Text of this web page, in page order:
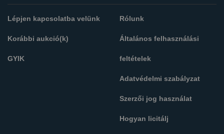
Lépjen kapcsolatba velünk
Korábbi aukció(k)
GYIK
Rólunk
Általános felhasználási
feltételek
Adatvédelmi szabályzat
Szerzői jog használat
Hogyan licitálj